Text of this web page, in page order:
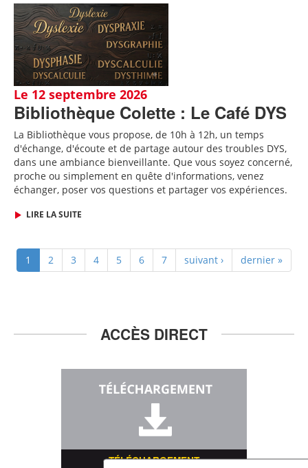
Le 12 septembre 2026
Bibliothèque Colette : Le Café DYS
La Bibliothèque vous propose, de 10h à 12h, un temps
d'échange, d'écoute et de partage autour des troubles DYS,
dans une ambiance bienveillante. Que vous soyez concerné,
proche ou simplement en quête d'informations, venez
échanger, poser vos questions et partager vos expériences.
LIRE LA SUITE
1 2 3 4 5 6 7 suivant › dernier »
ACCÈS DIRECT
TÉLÉCHARGEMENT